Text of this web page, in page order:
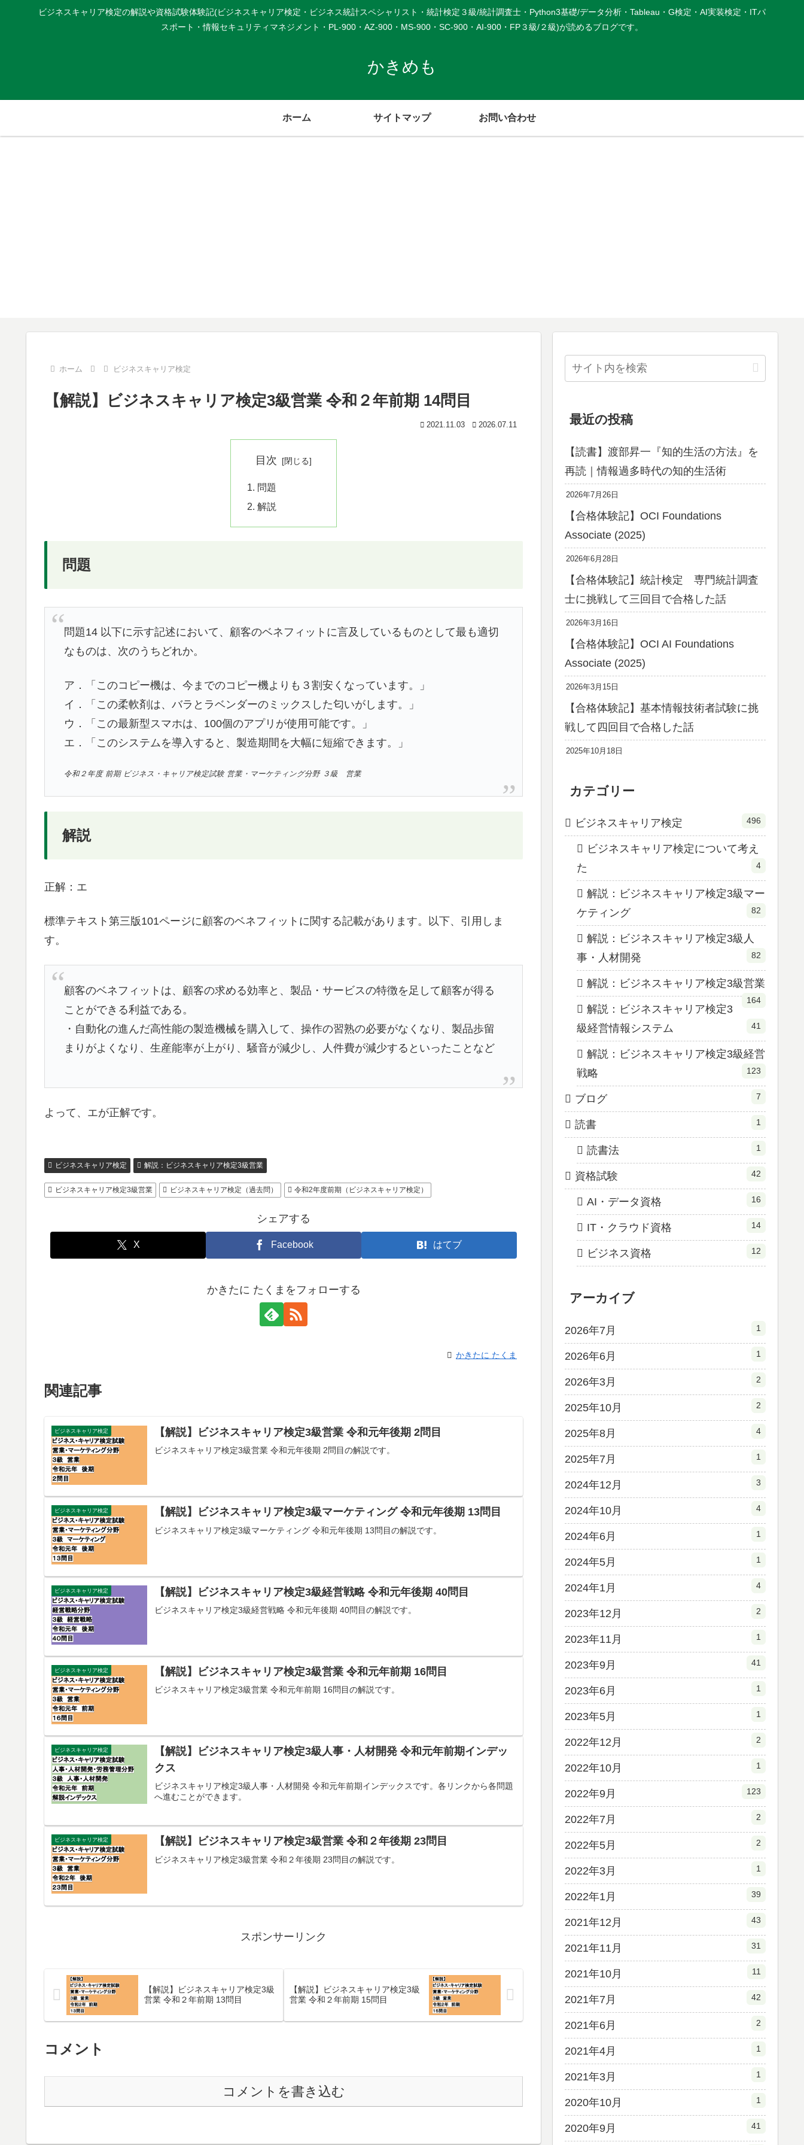
ビジネスキャリア検定の解説や資格試験体験記(ビジネスキャリア検定・ビジネス統計スペシャリスト・統計検定３級/統計調査士・Python3基礎/データ分析・Tableau・G検定・AI実装検定・ITパ
スポート・情報セキュリティマネジメント・PL-900・AZ-900・MS-900・SC-900・AI-900・FP３級/２級)が読めるブログです。
かきめも
ホーム サイトマップ お問い合わせ
ホーム ビジネスキャリア検定
【解説】ビジネスキャリア検定3級営業 令和２年前期 14問目
2021.11.03 2026.07.11
目次
問題
解説
問題
問題14 以下に示す記述において、顧客のベネフィットに言及しているものとして最も適切
なものは、次のうちどれか。
ア．「このコピー機は、今までのコピー機よりも３割安くなっています。」
イ．「この柔軟剤は、バラとラベンダーのミックスした匂いがします。」
ウ．「この最新型スマホは、100個のアプリが使用可能です。」
エ．「このシステムを導入すると、製造期間を大幅に短縮できます。」
令和２年度 前期 ビジネス・キャリア検定試験 営業・マーケティング分野 ３級 営業
解説
正解：エ
標準テキスト第三版101ページに顧客のベネフィットに関する記載があります。以下、引用しま
す。
顧客のベネフィットは、顧客の求める効率と、製品・サービスの特徴を足して顧客が得る
ことができる利益である。
・自動化の進んだ高性能の製造機械を購入して、操作の習熟の必要がなくなり、製品歩留
まりがよくなり、生産能率が上がり、騒音が減少し、人件費が減少するといったことなど
よって、エが正解です。
ビジネスキャリア検定 解説：ビジネスキャリア検定3級営業
ビジネスキャリア検定3級営業 ビジネスキャリア検定（過去問） 令和2年度前期（ビジネスキャリア検定）
シェアする
X Facebook はてブ
かきたに たくまをフォローする
かきたに たくま
関連記事
ビジネスキャリア検定 【解説】ビジネスキャリア検定3級営業 令和元年後期 2問目
ビジネスキャリア検定3級営業 令和元年後期 2問目の解説です。
ビジネスキャリア検定 【解説】ビジネスキャリア検定3級マーケティング 令和元年後期 13問目
ビジネスキャリア検定3級マーケティング 令和元年後期 13問目の解説です。
ビジネスキャリア検定 【解説】ビジネスキャリア検定3級経営戦略 令和元年後期 40問目
ビジネスキャリア検定3級経営戦略 令和元年後期 40問目の解説です。
ビジネスキャリア検定 【解説】ビジネスキャリア検定3級営業 令和元年前期 16問目
ビジネスキャリア検定3級営業 令和元年前期 16問目の解説です。
ビジネスキャリア検定
【解説】ビジネスキャリア検定3級人事・人材開発 令和元年前期インデッ
クス
ビジネスキャリア検定3級人事・人材開発 令和元年前期インデックスです。各リンクから各問題
へ進むことができます。
ビジネスキャリア検定 【解説】ビジネスキャリア検定3級営業 令和２年後期 23問目
ビジネスキャリア検定3級営業 令和２年後期 23問目の解説です。
スポンサーリンク
【解説】ビジネスキャリア検定3級
営業 令和２年前期 13問目
【解説】ビジネスキャリア検定3級
営業 令和２年前期 15問目
コメント
コメントを書き込む
最近の投稿
【読書】渡部昇一『知的生活の方法』を
再読｜情報過多時代の知的生活術
2026年7月26日
【合格体験記】OCI Foundations
Associate (2025)
2026年6月28日
【合格体験記】統計検定 専門統計調査
士に挑戦して三回目で合格した話
2026年3月16日
【合格体験記】OCI AI Foundations
Associate (2025)
2026年3月15日
【合格体験記】基本情報技術者試験に挑
戦して四回目で合格した話
2025年10月18日
カテゴリー
ビジネスキャリア検定 496
ビジネスキャリア検定について考え
た
4
解説：ビジネスキャリア検定3級マー
ケティング
82
解説：ビジネスキャリア検定3級人
事・人材開発
82
解説：ビジネスキャリア検定3級営業
164
解説：ビジネスキャリア検定3
級経営情報システム
41
解説：ビジネスキャリア検定3級経営
戦略
123
ブログ 7
読書 1
読書法 1
資格試験 42
AI・データ資格 16
IT・クラウド資格 14
ビジネス資格 12
アーカイブ
2026年7月 1
2026年6月 1
2026年3月 2
2025年10月 2
2025年8月 4
2025年7月 1
2024年12月 3
2024年10月 4
2024年6月 1
2024年5月 1
2024年1月 4
2023年12月 2
2023年11月 1
2023年9月 41
2023年6月 1
2023年5月 1
2022年12月 2
2022年10月 1
2022年9月 123
2022年7月 2
2022年5月 2
2022年3月 1
2022年1月 39
2021年12月 43
2021年11月 31
2021年10月 11
2021年7月 42
2021年6月 2
2021年4月 1
2021年3月 1
2020年10月 1
2020年9月 41